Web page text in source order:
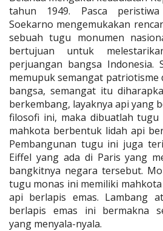
tahun 1949. Pasca
Soekarno mengemukakan
sebuah tugu monumen
bertujuan untuk
perjuangan bangsa
memupuk semangat patriotisme
bangsa, semangat itu
berkembang, layaknya api yang
filosofi ini, maka dibuatlah tugu
mahkota berbentuk lidah api
Pembangunan tugu ini juga
Eiffel yang ada di Paris yang
bangkitnya negara tersebut.
tugu monas ini memiliki
api berlapis emas. Lambang
berlapis emas ini bermakna
yang menyala-nyala.